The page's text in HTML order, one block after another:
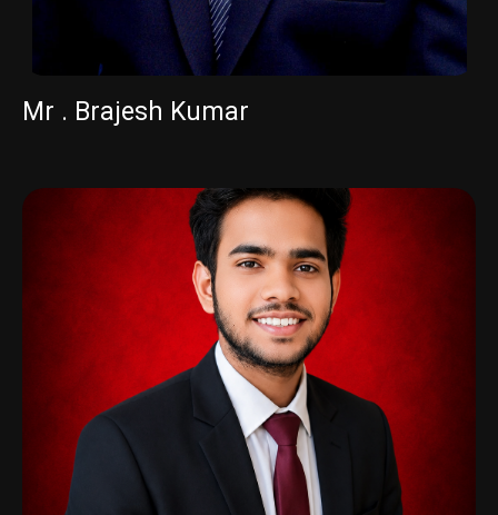
Mr . Brajesh Kumar